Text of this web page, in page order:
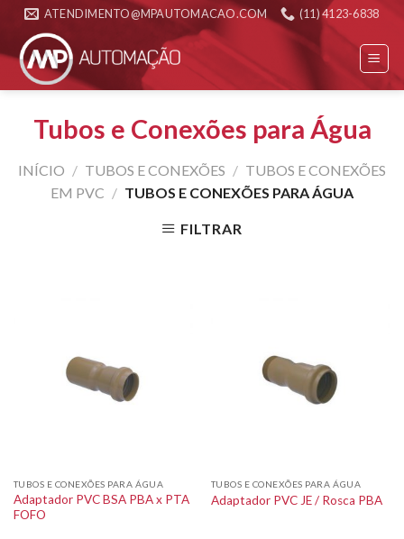
Skip
content
ATENDIMENTO@MPAUTOMACAO.COM (11) 4123-6838
Tubos e Conexões para Água
INÍCIO / TUBOS E CONEXÕES / TUBOS E CONEXÕES
EM PVC / TUBOS E CONEXÕES PARA ÁGUA
FILTRAR
TUBOS E CONEXÕES PARA ÁGUA
Adaptador PVC BSA PBA x PTA
FOFO
TUBOS E CONEXÕES PARA ÁGUA
Adaptador PVC JE / Rosca PBA